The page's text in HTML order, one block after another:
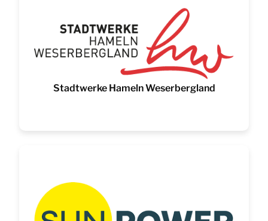
Stadtwerke Hameln Weserbergland